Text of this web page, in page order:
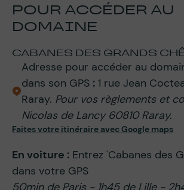
POUR ACCÉDER AU
DOMAINE
CABANES DES GRANDS
Adresse pour accéder au
dans son GPS : 1 rue Jean
Raray. Pour vos règlements et
Nicolas de Lancy 60810 Raray.
Faites votre itinéraire avec Google maps
En voiture : Entrez 'Cabanes des
dans votre GPS
50min de Paris - 1h45 de Lille -